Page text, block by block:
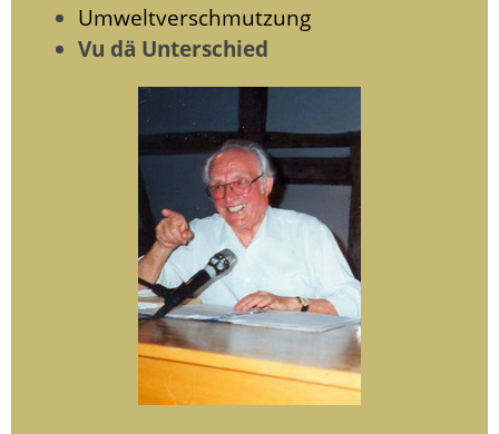
Umweltverschmutzung
Vu dä Unterschied